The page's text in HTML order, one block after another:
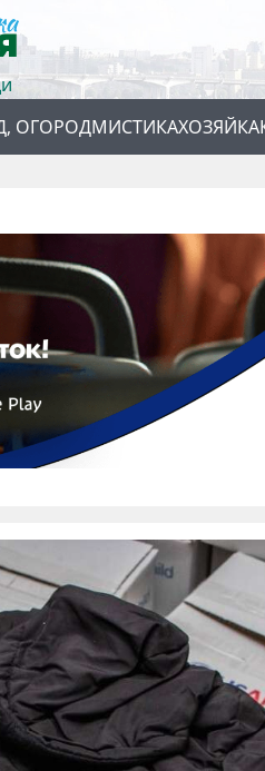
ОГОРОДМИСТИКАХОЗЯЙКА